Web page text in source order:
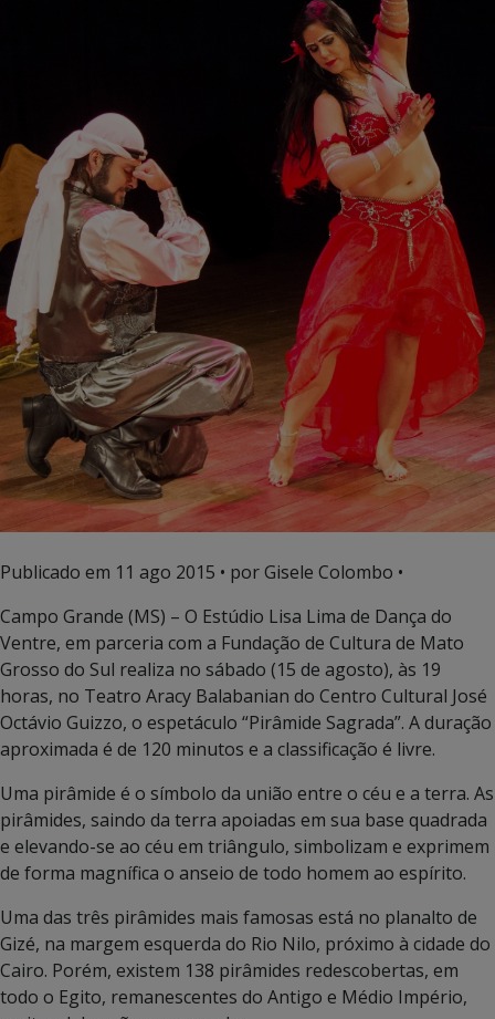
Publicado em 11 ago 2015 • por Gisele Colombo •
Campo Grande (MS) – O Estúdio Lisa Lima de Dança do
Ventre, em parceria com a Fundação de Cultura de Mato
Grosso do Sul realiza no sábado (15 de agosto), às 19
horas, no Teatro Aracy Balabanian do Centro Cultural José
Octávio Guizzo, o espetáculo “Pirâmide Sagrada”. A duração
aproximada é de 120 minutos e a classificação é livre.
Uma pirâmide é o símbolo da união entre o céu e a terra. As
pirâmides, saindo da terra apoiadas em sua base quadrada
e elevando-se ao céu em triângulo, simbolizam e exprimem
de forma magnífica o anseio de todo homem ao espírito.
Uma das três pirâmides mais famosas está no planalto de
Gizé, na margem esquerda do Rio Nilo, próximo à cidade do
Cairo. Porém, existem 138 pirâmides redescobertas, em
todo o Egito, remanescentes do Antigo e Médio Império,